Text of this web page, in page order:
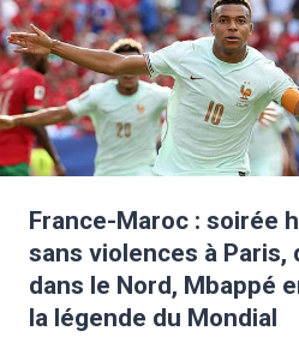
France-Maroc : soirée
sans violences à Paris,
dans le Nord, Mbappé
la légende du Mondial